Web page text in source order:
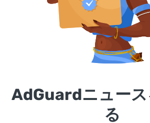
AdGuardニュー
る